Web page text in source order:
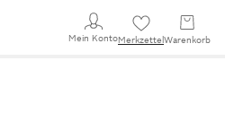
Mein KontoMerkzettel Warenkorb